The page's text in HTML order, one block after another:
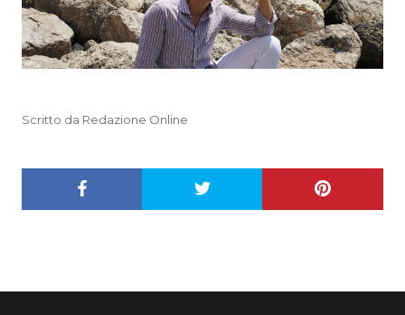
Scritto da Redazione Online